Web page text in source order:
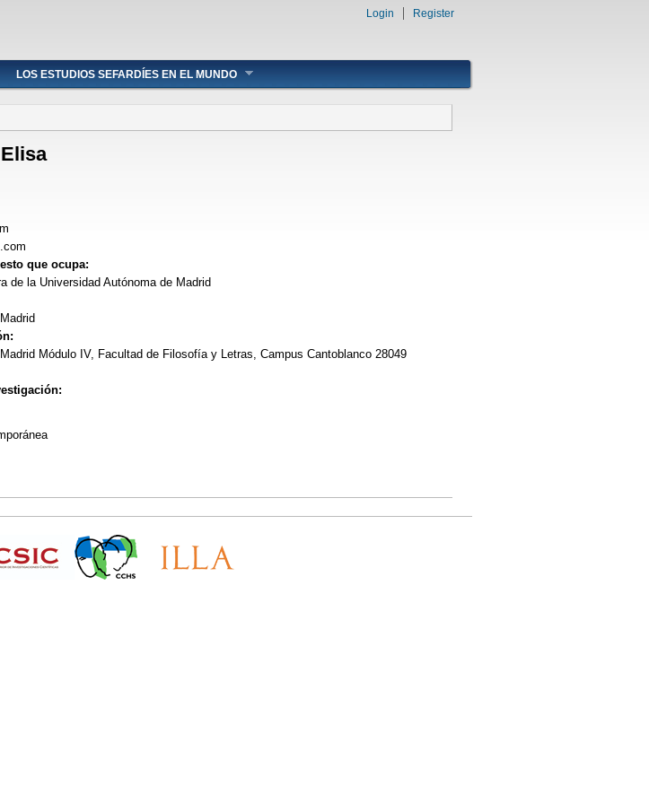
Login Register
LOS ESTUDIOS SEFARDÍES EN EL MUNDO
aquí
que ocupa:
de la Universidad Autónoma de Madrid
Módulo IV, Facultad de Filosofía y Letras, Campus Cantoblanco 28049